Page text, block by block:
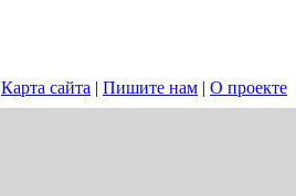
Карта сайта | Пишите нам | О проекте